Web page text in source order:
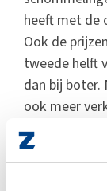
heeft met de
Ook de
tweede helft
dan bij boter.
ook meer
vraag nog